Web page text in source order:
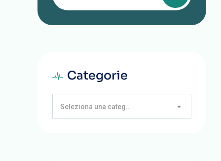
Categorie
Seleziona una categoria